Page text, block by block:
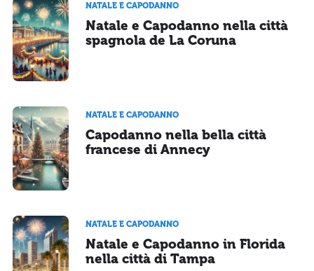
NATALE E CAPODANNO
Natale e Capodanno nella città
spagnola de La Coruna
NATALE E CAPODANNO
Capodanno nella bella città
francese di Annecy
NATALE E CAPODANNO
Natale e Capodanno in Florida
nella città di Tampa